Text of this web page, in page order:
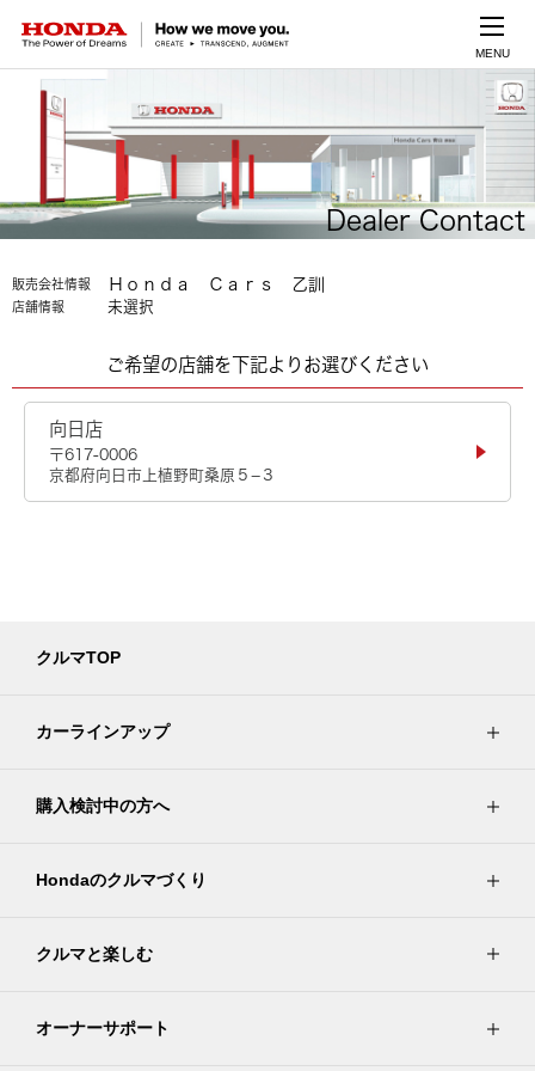
MENU
Dealer Contact
販売会社情報 Ｈｏｎｄａ Ｃａｒｓ 乙訓
店舗情報 未選択
ご希望の店舗を下記よりお選びください
向日店
〒617-0006
京都府向日市上植野町桑原５−３
クルマTOP
カーラインアップ
購入検討中の方へ
Hondaのクルマづくり
クルマと楽しむ
オーナーサポート